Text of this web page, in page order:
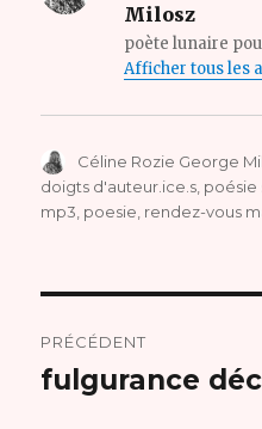
Milosz
poète lunaire
Afficher tous les
Auteur
Céline Rozie George
doigts d'auteur.ice.s poésie
mp3 poesie rendez-vous
de
PRÉCÉDENT
Article
fulgurance